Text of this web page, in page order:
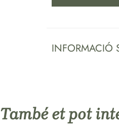
INFORMACIÓ
També et pot